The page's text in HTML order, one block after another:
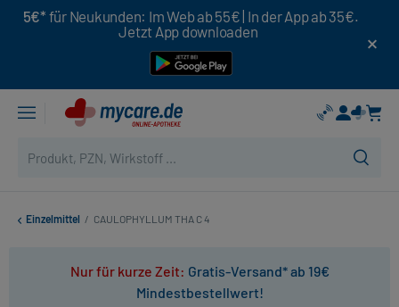
5€* für Neukunden: Im Web ab 55€ | In der App ab 35€.
Jetzt App downloaden
Einzelmittel / CAULOPHYLLUM THA C 4
Nur für kurze Zeit: Gratis-Versand* ab 19€
Mindestbestellwert!